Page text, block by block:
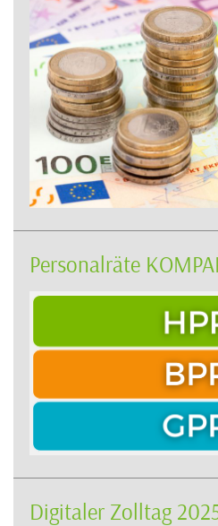
Personalräte
Digitaler Zolltag